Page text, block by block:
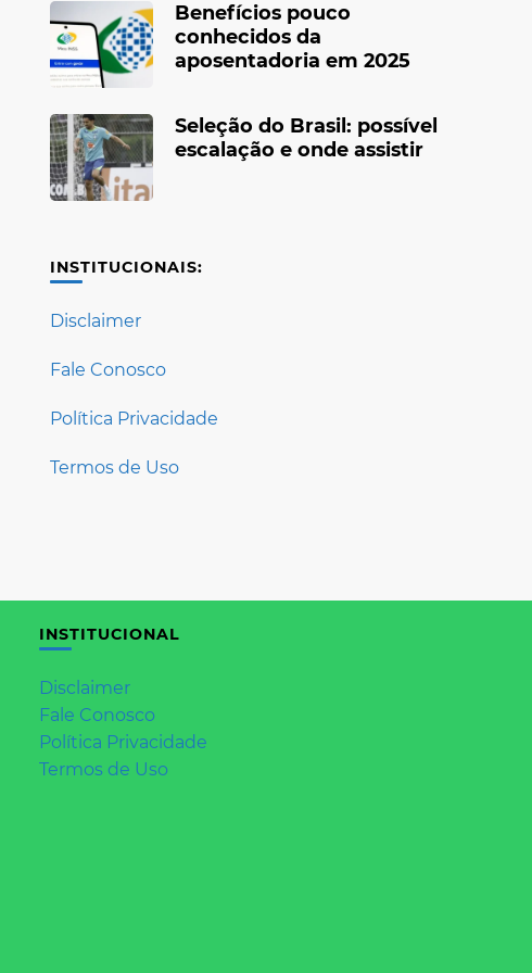
Benefícios pouco
conhecidos da
aposentadoria em 2025
Seleção do Brasil: possível
escalação e onde assistir
INSTITUCIONAIS:
Disclaimer
Fale Conosco
Política Privacidade
Termos de Uso
INSTITUCIONAL
Disclaimer
Fale Conosco
Política Privacidade
Termos de Uso